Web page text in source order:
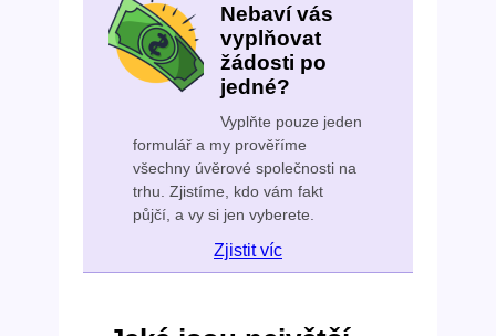
Nebaví vás
vyplňovat
žádosti po
jedné?
Vyplňte pouze jeden
formulář a my prověříme
všechny úvěrové společnosti na
trhu. Zjistíme, kdo vám fakt
půjčí, a vy si jen vyberete.
Zjistit víc